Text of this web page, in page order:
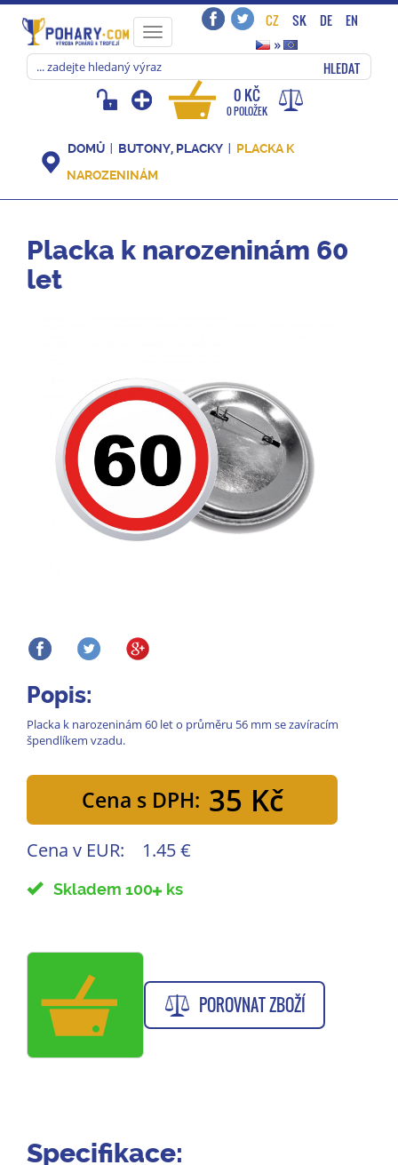
Toggle
navigation
CZ SK DE
EN
»
HLEDAT
0 KČ
0 POLOŽEK
DOMŮ BUTONY, PLACKY
PLACKA K
NAROZENINÁM
Placka k narozeninám 60
let
Popis:
Placka k narozeninám 60 let o průměru 56 mm se zavíracím
špendlíkem vzadu.
Cena s DPH: 35 Kč
Cena v EUR: 1.45 €
Skladem 100 ks
POROVNAT ZBOŽÍ
Specifikace: